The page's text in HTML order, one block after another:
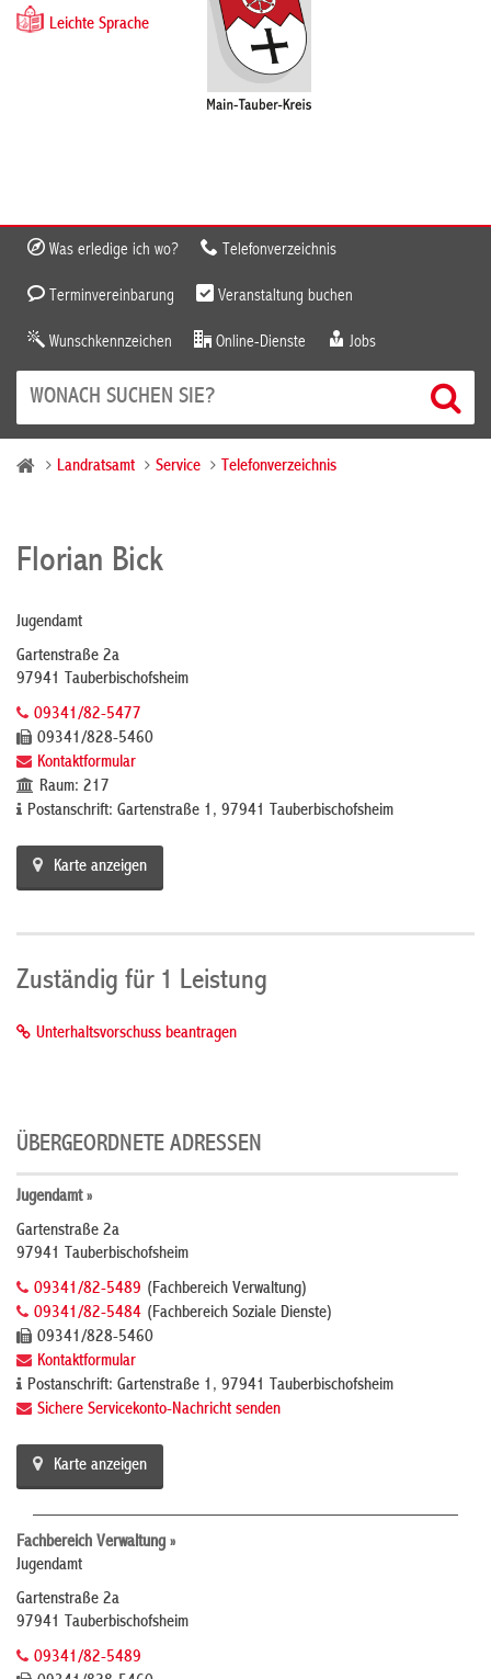
Leichte Sprache
Was erledige ich wo? Telefonverzeichnis
Terminvereinbarung Veranstaltung buchen
Wunschkennzeichen Online-Dienste Jobs
Landratsamt Service Telefonverzeichnis
Florian Bick
Jugendamt
Gartenstraße 2a
97941 Tauberbischofsheim
09341/82-5477
09341/828-5460
Kontaktformular
Raum: 217
Postanschrift: Gartenstraße 1, 97941 Tauberbischofsheim
Karte anzeigen
Zuständig für 1 Leistung
Unterhaltsvorschuss beantragen
ÜBERGEORDNETE ADRESSEN
Jugendamt »
Gartenstraße 2a
97941 Tauberbischofsheim
09341/82-5489 (Fachbereich Verwaltung)
09341/82-5484 (Fachbereich Soziale Dienste)
09341/828-5460
Kontaktformular
Postanschrift: Gartenstraße 1, 97941 Tauberbischofsheim
Sichere Servicekonto-Nachricht senden
Karte anzeigen
Fachbereich Verwaltung »
Jugendamt
Gartenstraße 2a
97941 Tauberbischofsheim
09341/82-5489